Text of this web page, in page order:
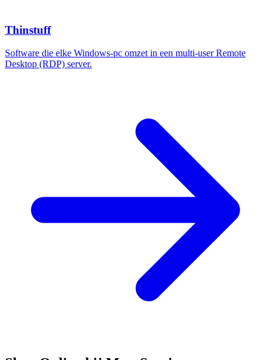
Thinstuff
Software die elke Windows-pc omzet in een multi-user Remote
Desktop (RDP) server.